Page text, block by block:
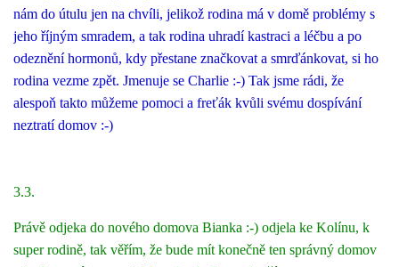
nám do útulu jen na chvíli, jelikož rodina má v domě problémy s
jeho říjným smradem, a tak rodina uhradí kastraci a léčbu a po
odeznění hormonů, kdy přestane značkovat a smrďánkovat, si ho
rodina vezme zpět. Jmenuje se Charlie :-) Tak jsme rádi, že
alespoň takto můžeme pomoci a freťák kvůli svému dospívání
neztratí domov :-)
3.3.
Právě odjeka do nového domova Bianka :-) odjela ke Kolínu, k
super rodině, tak věřím, že bude mít konečně ten správný domov